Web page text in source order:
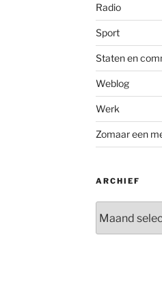
Radio
Sport
Staten en
Weblog
Werk
Zomaar een
ARCHIEF